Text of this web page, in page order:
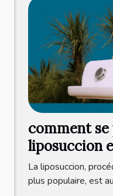
comment
liposuccion
La liposuccion,
plus populaire, est